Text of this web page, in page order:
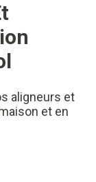
aligneurs et
et en